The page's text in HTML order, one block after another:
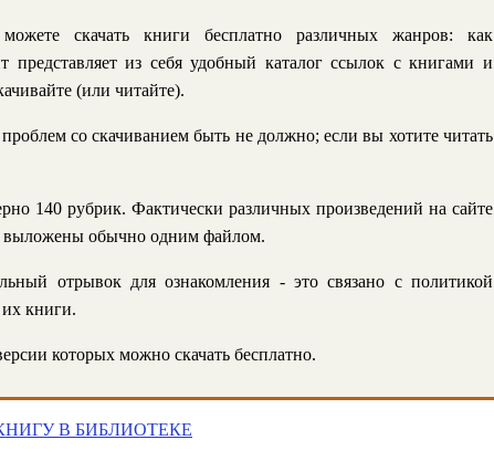
скачать книги бесплатно различных жанров: как
из себя удобный каталог ссылок с книгами и
(или читайте).
со скачиванием быть не должно; если вы хотите читать
140 рубрик. Фактически различных произведений на сайте
выложены обычно одним файлом.
отрывок для ознакомления - это связано с политикой
их книги.
которых можно скачать бесплатно.
В БИБЛИОТЕКЕ